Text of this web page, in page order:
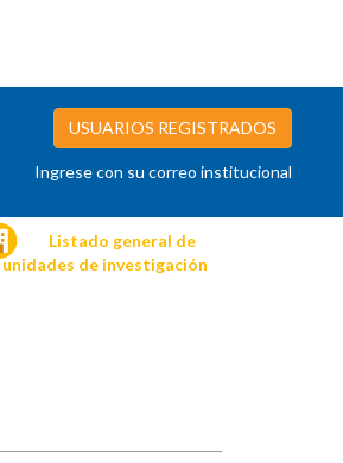
USUARIOS REGISTRADOS
Ingrese con su correo institucional
Listado general de
unidades de investigación